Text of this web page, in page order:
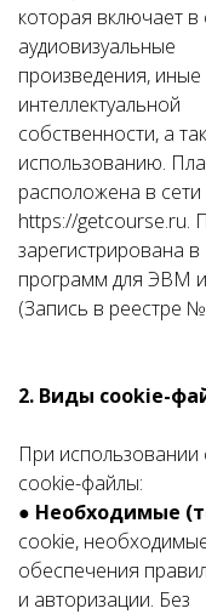
которая включает
аудиовизуальные
произведения,
интеллектуальной
собственности, а
использованию.
расположена в
https://getcourse.ru.
зарегистрирована
программ для ЭВМ
(Запись в реестре
2. Виды cookie-
При использовании
cookie-файлы:
● Необходимые
cookie,
обеспечения
и авторизации. Без